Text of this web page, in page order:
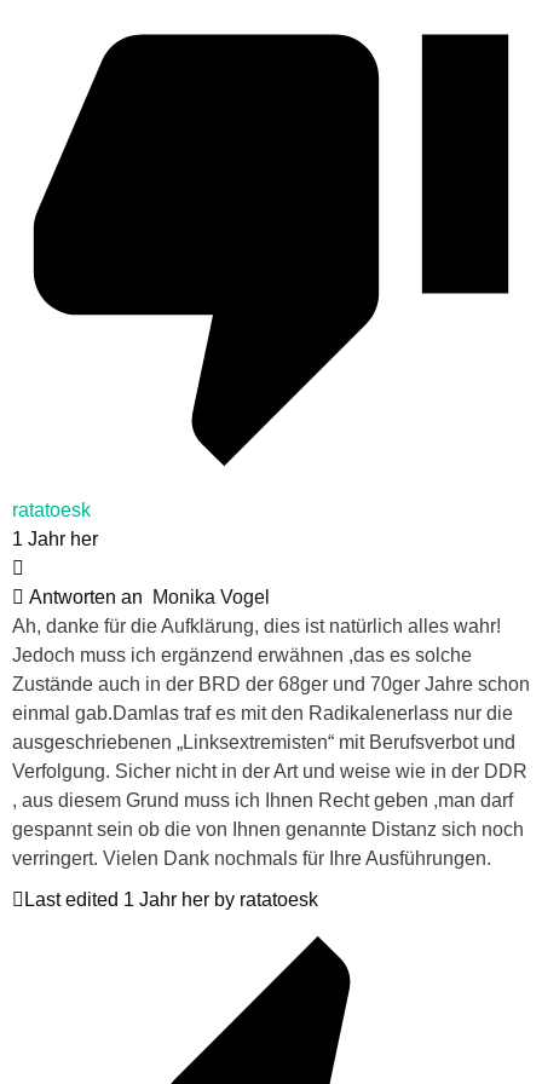
ratatoesk
1 Jahr her
Antworten an
Monika Vogel
Ah, danke für die Aufklärung, dies ist natürlich alles wahr!
Jedoch muss ich ergänzend erwähnen ,das es solche
Zustände auch in der BRD der 68ger und 70ger Jahre schon
einmal gab.Damlas traf es mit den Radikalenerlass nur die
ausgeschriebenen „Linksextremisten“ mit Berufsverbot und
Verfolgung. Sicher nicht in der Art und weise wie in der DDR
, aus diesem Grund muss ich Ihnen Recht geben ,man darf
gespannt sein ob die von Ihnen genannte Distanz sich noch
verringert. Vielen Dank nochmals für Ihre Ausführungen.
Last edited 1 Jahr her by ratatoesk